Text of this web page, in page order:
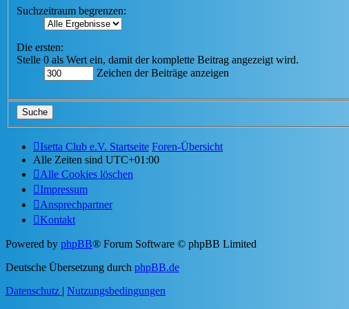
Suchzeitraum begrenzen:
Die ersten:
Stelle 0 als Wert ein, damit der komplette Beitrag angezeigt wird.
Zeichen der Beiträge anzeigen
Isetta Club e.V. Startseite Foren-Übersicht
Alle Zeiten sind UTC+01:00
Alle Cookies löschen
Impressum
Ansprechpartner
Kontakt
Powered by phpBB® Forum Software © phpBB Limited
Deutsche Übersetzung durch phpBB.de
Datenschutz | Nutzungsbedingungen